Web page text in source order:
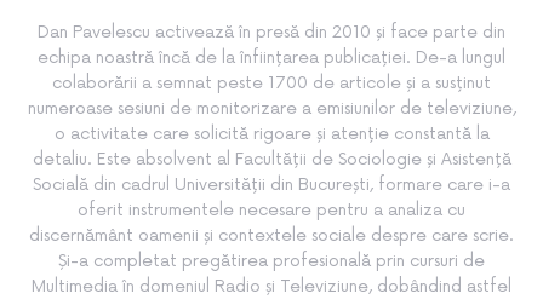
Dan Pavelescu activează în presă din 2010 și face parte din
echipa noastră încă de la înființarea publicației. De-a lungul
colaborării a semnat peste 1700 de articole și a susținut
numeroase sesiuni de monitorizare a emisiunilor de televiziune,
o activitate care solicită rigoare și atenție constantă la
detaliu. Este absolvent al Facultății de Sociologie și Asistență
Socială din cadrul Universității din București, formare care i-a
oferit instrumentele necesare pentru a analiza cu
discernământ oamenii și contextele sociale despre care scrie.
Și-a completat pregătirea profesională prin cursuri de
Multimedia în domeniul Radio și Televiziune, dobândind astfel